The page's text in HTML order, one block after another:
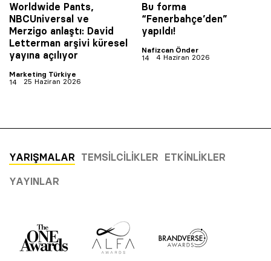
Worldwide Pants,
NBCUniversal ve
Merzigo anlaştı: David
Letterman arşivi küresel
yayına açılıyor
Marketing Türkiye
25 Haziran 2026
Bu forma
“Fenerbahçe’den”
yapıldı!
Nafizcan Önder
4 Haziran 2026
YARIŞMALAR TEMSILCILIKLER ETKINLIKLER
YAYINLAR